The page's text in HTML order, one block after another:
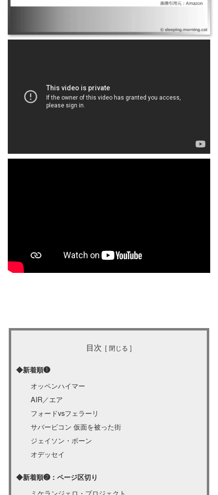
目次
◆新着順❶
オッペンハイマー
AIR／エア
フォードvsフェラーリ
サバービコン 仮面を被った街
ジェイソン・ボーン
オデッセイ
◆新着順❷：ページ区切り
ミケランジェロ・プロジェクト